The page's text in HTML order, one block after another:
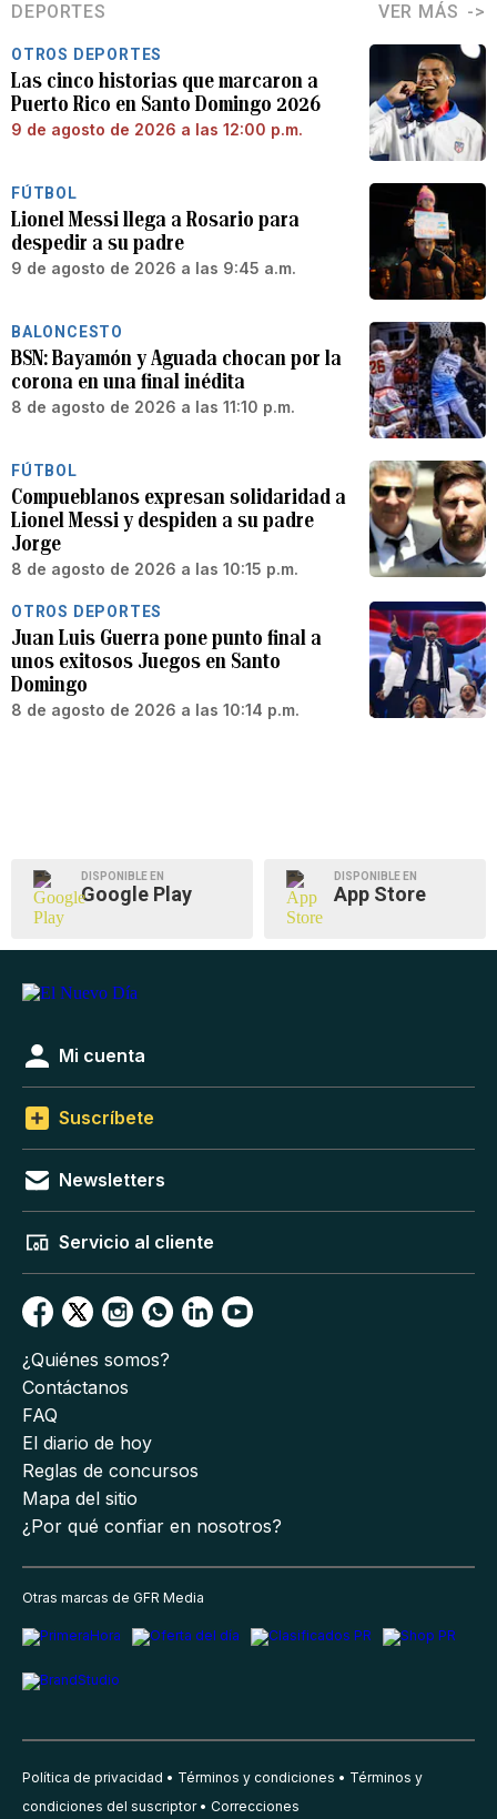
DEPORTES VER MÁS
OTROS DEPORTES
Las cinco historias que marcaron a
Puerto Rico en Santo Domingo 2026
9 de agosto de 2026 a las 12:00 p.m.
FÚTBOL
Lionel Messi llega a Rosario para
despedir a su padre
9 de agosto de 2026 a las 9:45 a.m.
BALONCESTO
BSN: Bayamón y Aguada chocan por la
corona en una final inédita
8 de agosto de 2026 a las 11:10 p.m.
FÚTBOL
Compueblanos expresan solidaridad a
Lionel Messi y despiden a su padre
Jorge
8 de agosto de 2026 a las 10:15 p.m.
OTROS DEPORTES
Juan Luis Guerra pone punto final a
unos exitosos Juegos en Santo
Domingo
8 de agosto de 2026 a las 10:14 p.m.
DISPONIBLE EN
Google Play
DISPONIBLE EN
App Store
Mi cuenta
Suscríbete
Newsletters
Servicio al cliente
¿Quiénes somos?
Contáctanos
FAQ
El diario de hoy
Reglas de concursos
Mapa del sitio
¿Por qué confiar en nosotros?
Otras marcas de GFR Media
Política de privacidad Términos y condiciones
Términos y
condiciones del suscriptor
Correcciones